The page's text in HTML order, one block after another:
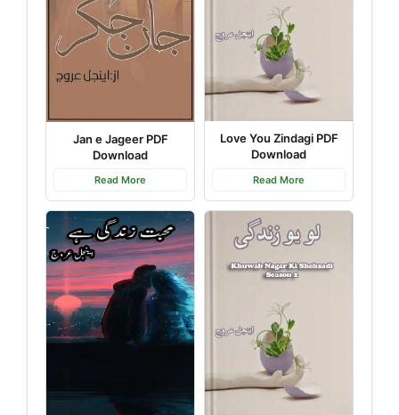
Jan e Jageer PDF
Download
Read More
Love You Zindagi PDF
Download
Read More